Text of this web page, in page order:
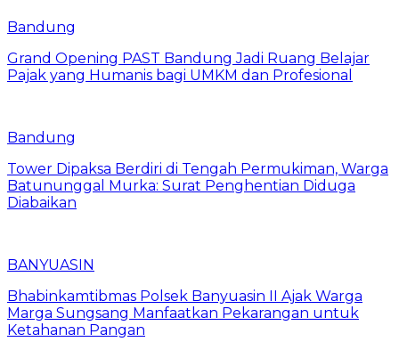
Bandung
Grand Opening PAST Bandung Jadi Ruang Belajar
Pajak yang Humanis bagi UMKM dan Profesional
Bandung
Tower Dipaksa Berdiri di Tengah Permukiman, Warga
Batununggal Murka: Surat Penghentian Diduga
Diabaikan
BANYUASIN
Bhabinkamtibmas Polsek Banyuasin II Ajak Warga
Marga Sungsang Manfaatkan Pekarangan untuk
Ketahanan Pangan